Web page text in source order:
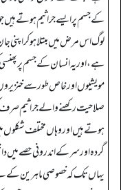
کے جسم پر ایسے جراثیم ہوتے ہیں
لوگ اس مرض میں مبتلا ہو کر اپنی
ہے، اور یہ انسان کے جسم پر
مویشیوں اور خاص طور سے
صلاحیت رکھنے والے جراثیم صرف
ہوتے ہیں اور وہاں مختلف
گردہ اور سر کے اندرونی حصے
یہاں تک کہ خصوصی ماہرین کے